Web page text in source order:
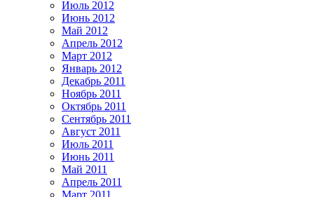
Июль 2012
Июнь 2012
Май 2012
Апрель 2012
Март 2012
Январь 2012
Декабрь 2011
Ноябрь 2011
Октябрь 2011
Сентябрь 2011
Август 2011
Июль 2011
Июнь 2011
Май 2011
Апрель 2011